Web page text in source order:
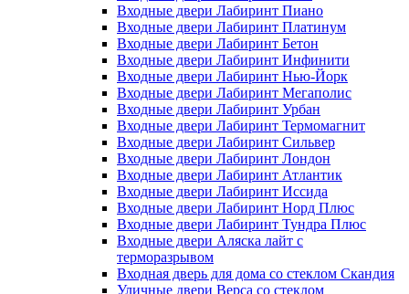
Входные двери Лабиринт Пиано
Входные двери Лабиринт Платинум
Входные двери Лабиринт Бетон
Входные двери Лабиринт Инфинити
Входные двери Лабиринт Нью-Йорк
Входные двери Лабиринт Мегаполис
Входные двери Лабиринт Урбан
Входные двери Лабиринт Термомагнит
Входные двери Лабиринт Сильвер
Входные двери Лабиринт Лондон
Входные двери Лабиринт Атлантик
Входные двери Лабиринт Иссида
Входные двери Лабиринт Норд Плюс
Входные двери Лабиринт Тундра Плюс
Входные двери Аляска лайт с
терморазрывом
Входная дверь для дома со стеклом Скандия
Уличные двери Верса со стеклом